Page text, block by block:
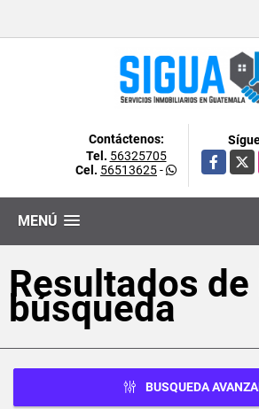
Contáctenos:
Tel. 56325705
Cel. 56513625-
Facebook
X
MENÚ
Resultados de
búsqueda
BUSQUEDA